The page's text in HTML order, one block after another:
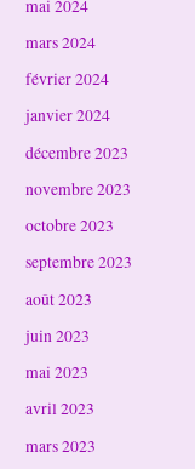
mai 2024
mars 2024
février 2024
janvier 2024
décembre 2023
novembre 2023
octobre 2023
septembre 2023
août 2023
juin 2023
mai 2023
avril 2023
mars 2023